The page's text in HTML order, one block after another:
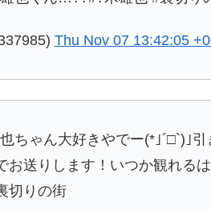
Thu Nov 07 13:42:05
ちゃん大好きやでー(*｣´□`)｣
お送りします！いつか観れる
切りの街